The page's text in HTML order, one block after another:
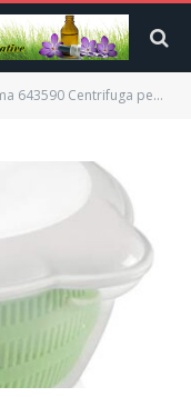
Centrifuga per Insalata “Handy”, bianco / verde